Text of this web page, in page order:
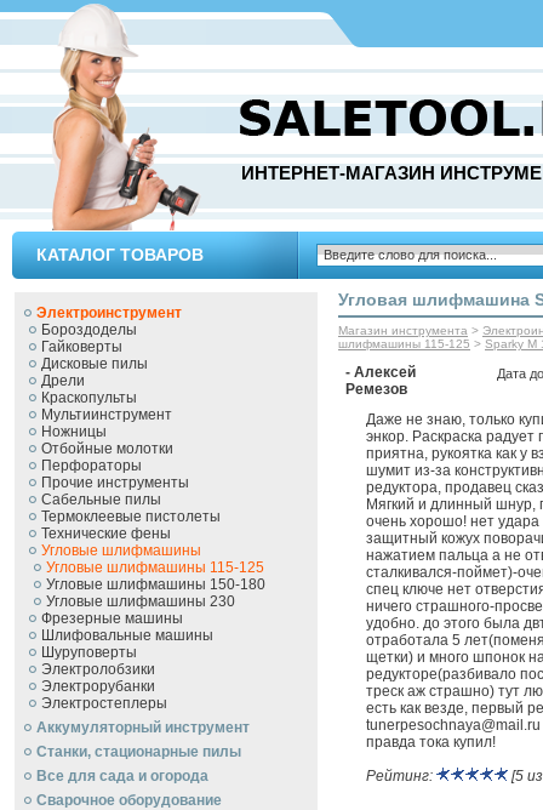
ИНТЕРНЕТ-МАГАЗИН
КАТАЛОГ ТОВАРОВ
Электроинструмент
Бороздоделы
Гайковерты
Дисковые пилы
Дрели
Краскопульты
Мультиинструмент
Ножницы
Отбойные молотки
Перфораторы
Прочие инструменты
Сабельные пилы
Термоклеевые пистолеты
Технические фены
Угловые шлифмашины
Угловые шлифмашины 115-125
Угловые шлифмашины 150-180
Угловые шлифмашины 230
Фрезерные машины
Шлифовальные машины
Шуруповерты
Электролобзики
Электрорубанки
Электростеплеры
Аккумуляторный инструмент
Станки, стационарные пилы
Все для сада и огорода
Сварочное оборудование
Угловая шлифмашина
Магазин инструмента >
шлифмашины 115-125 > Sparky M
- Алексей
Ремезов
Дата
Даже не знаю, только
энкор. Раскраска радует
приятна, рукоятка как у
шумит из-за
редуктора, продавец
Мягкий и длинный шнур,
очень хорошо! нет удара
защитный кожух
нажатием пальца а не
сталкивался-поймет)-
спец ключе нет
ничего страшного-
удобно. до этого была
отработала 5
щетки) и много шпонок
редукторе(разбивало
треск аж страшно) тут
есть как везде, первый
tunerpesochnaya@mail.ru
правда тока купил!
Рейтинг:
[5